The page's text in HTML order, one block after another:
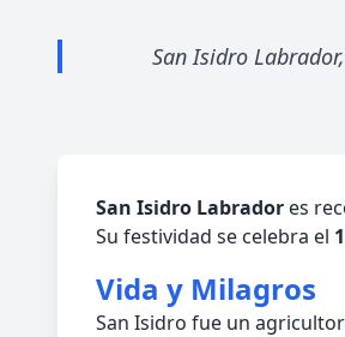
San Isidro
San Isidro Labrador es
Su festividad se celebra el
Vida y Milagros
San Isidro fue un